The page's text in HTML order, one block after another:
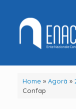
contenuto
Home» Agorà »
Confap